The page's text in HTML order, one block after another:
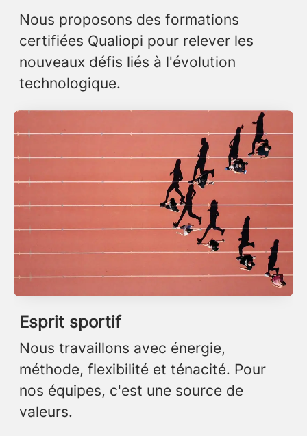
Nous proposons des formations
certifiées Qualiopi pour relever les
nouveaux défis liés à l'évolution
technologique.
Esprit sportif
Nous travaillons avec énergie,
méthode, flexibilité et ténacité. Pour
nos équipes, c'est une source de
valeurs.